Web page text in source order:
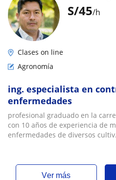
S/45/h
Clases on line
Agronomía
ing. especialista en
enfermedades
profesional graduado en la
con 10 años de experiencia de
enfermedades de diversos
ver más